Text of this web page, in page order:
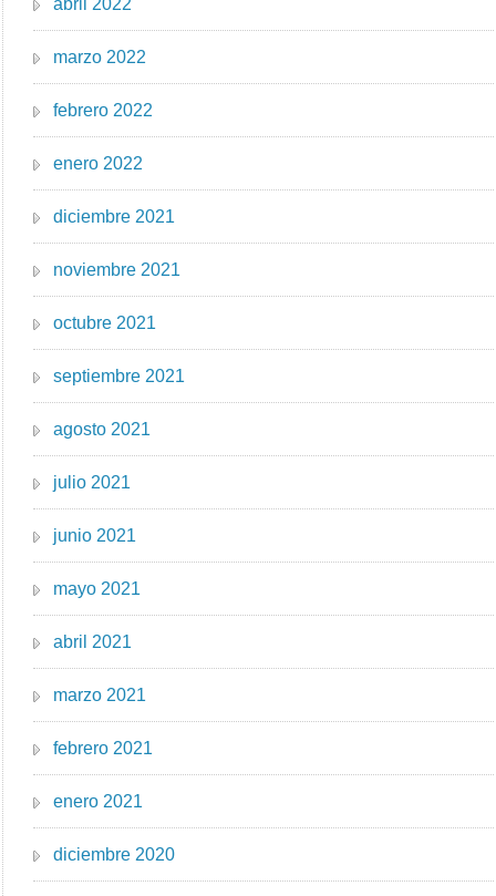
marzo 2022
febrero 2022
enero 2022
diciembre 2021
noviembre 2021
octubre 2021
septiembre 2021
agosto 2021
julio 2021
junio 2021
mayo 2021
abril 2021
marzo 2021
febrero 2021
enero 2021
diciembre 2020